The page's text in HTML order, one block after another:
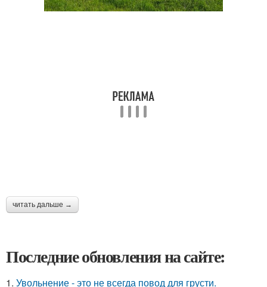
читать дальше →
Последние обновления на сайте:
1. Увольнение - это не всегда повод для грусти.